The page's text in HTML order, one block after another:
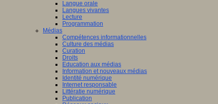
Langue orale
Langues vivantes
Lecture
Programmation
Médias
Compétences informationnelles
Culture des médias
Curation
Droits
Education aux médias
Information et nouveaux médias
Identité numérique
Internet responsable
Littératie numérique
Publication